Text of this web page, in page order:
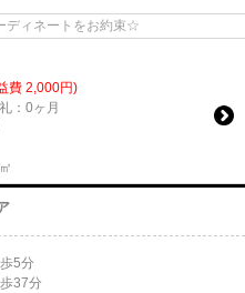
ディネートをお約束☆
費 2,000円)
：0ヶ月
5分
37分